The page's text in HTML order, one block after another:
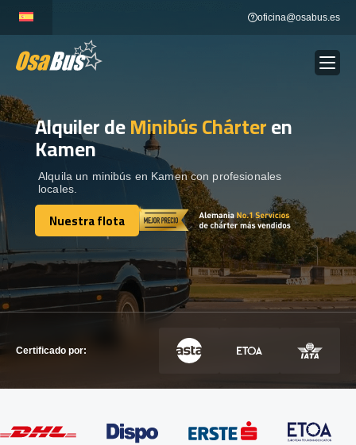
content
oficina@osabus.es
ALQUILER DE AUTOCARES Show dropdown
DESTINOS
RECORRIDAS Show dropdown
Alquiler deMinibús Chárteren
Kamen
Alquila un minibús en Kamen con profesionales
locales.
Nuestra flota
Nuestra flota
Certificado por: